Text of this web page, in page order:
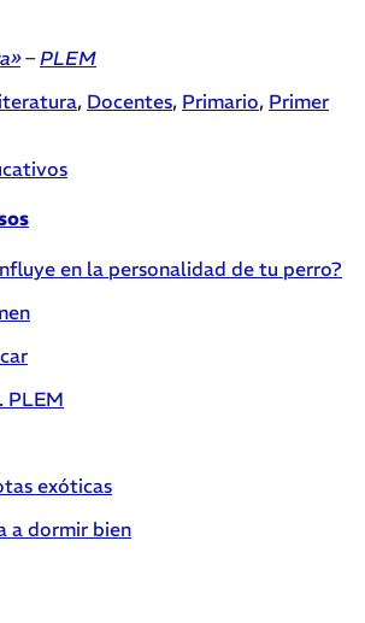
–PLEM
, Docentes, Primario, Primer
en la personalidad de tu perro?
PLEM
exóticas
a dormir bien